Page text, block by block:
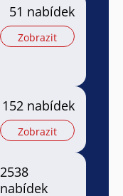
51 nabídek
Zobrazit
152 nabídek
Zobrazit
2538
nabídek